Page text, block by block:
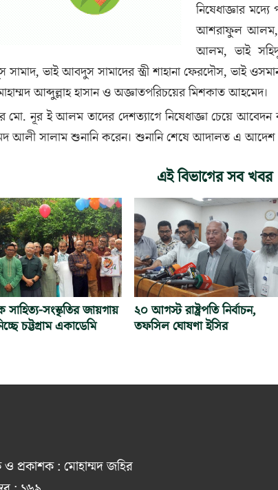
নিষেধাজ্ঞার
আশরাফুল আলম,
আলম, ভাই
ভাই আবদুস সামাদের স্ত্রী শাহানা ফেরদৌস, ভাই
আব্দুল্লাহ হাসান ও অজ্ঞাতপরিচয়ের মিশকাত আহমেদ।
মো. নূর ই আলম তাদের দেশত্যাগে নিষেধাজ্ঞা চেয়ে আবেদন
আলী সালাম শুনানি করেন। শুনানি শেষে আদালত এ আদেশ
এই বিভাগের সব খবর
সাহিত্য-সংস্কৃতির জায়গায়
চট্টগ্রাম একাডেমি
২০ আগস্ট রাষ্ট্রপতি নির্বাচন,
তফসিল ঘোষণা ইসির
প্রকাশক : মোহাম্মদ জহির